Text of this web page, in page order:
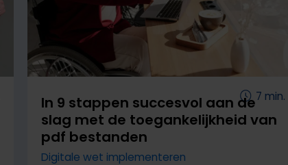
7 min.
In 9 stappen succesvol aan de
slag met de toegankelijkheid van
pdf bestanden
Digitale wet implementeren